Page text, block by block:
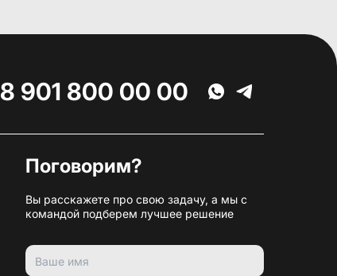
8 901 800 00 00
Поговорим?
Вы расскажете про свою задачу, а мы с
командой подберем лучшее решение